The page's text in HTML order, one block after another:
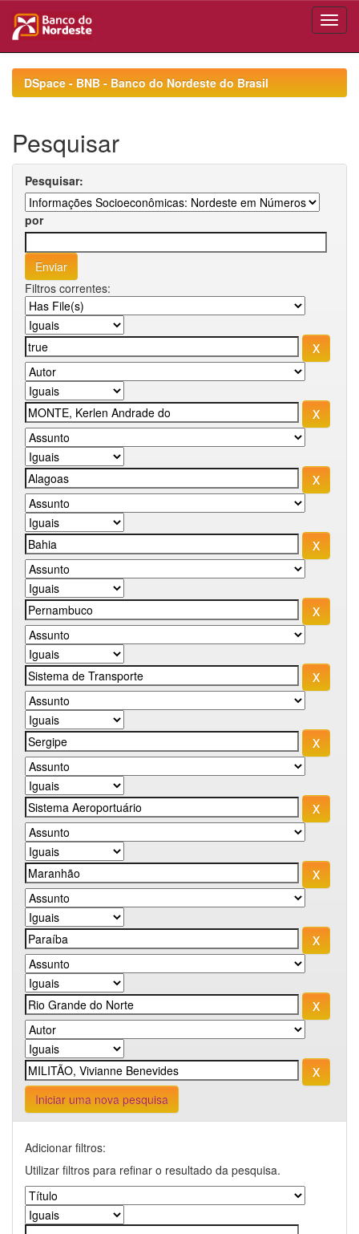
navigationDSpace - BNB - Banco do Nordeste do Brasil
Pesquisar
Pesquisar:
por
Filtros correntes:
Iniciar uma nova pesquisa
Adicionar filtros:
Utilizar filtros para refinar o resultado da pesquisa.